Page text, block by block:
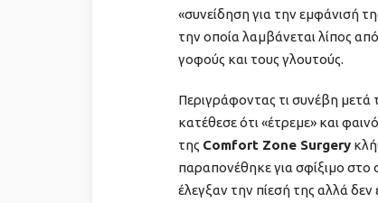
«συνείδηση για την εμφάνισή
την οποία λαμβάνεται λίπος
γοφούς και τους γλουτούς.
Περιγράφοντας τι συνέβη μετά
κατέθεσε ότι «έτρεμε» και
της Comfort Zone Surgery
παραπονέθηκε για σφίξιμο
έλεγξαν την πίεσή της αλλά